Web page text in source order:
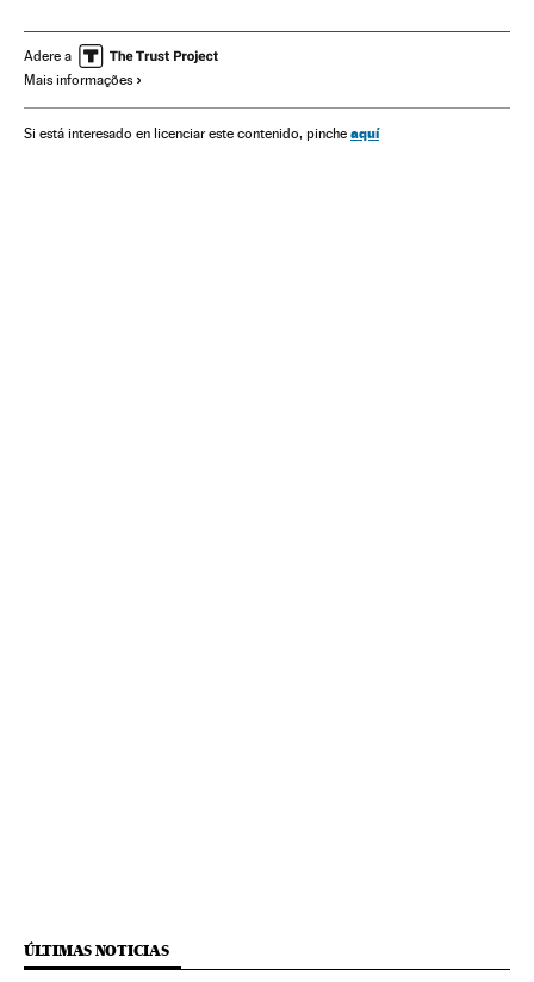
Europa Philip de Edimburgo
Adere a
Mais informações
Si está interesado en licenciar este contenido, pinche aquí
ÚLTIMAS NOTICIAS